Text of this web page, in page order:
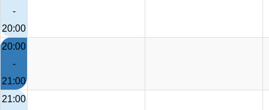
-
20:00
20:00
-
21:00
21:00